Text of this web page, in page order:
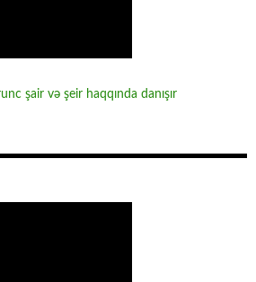
şair və şeir haqqında danışır